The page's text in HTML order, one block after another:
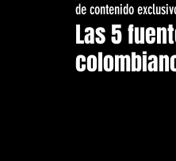
de contenido
Las 5